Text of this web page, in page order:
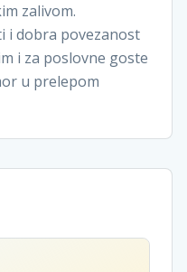
zalivom.
i dobra povezanost
i za poslovne goste
u prelepom